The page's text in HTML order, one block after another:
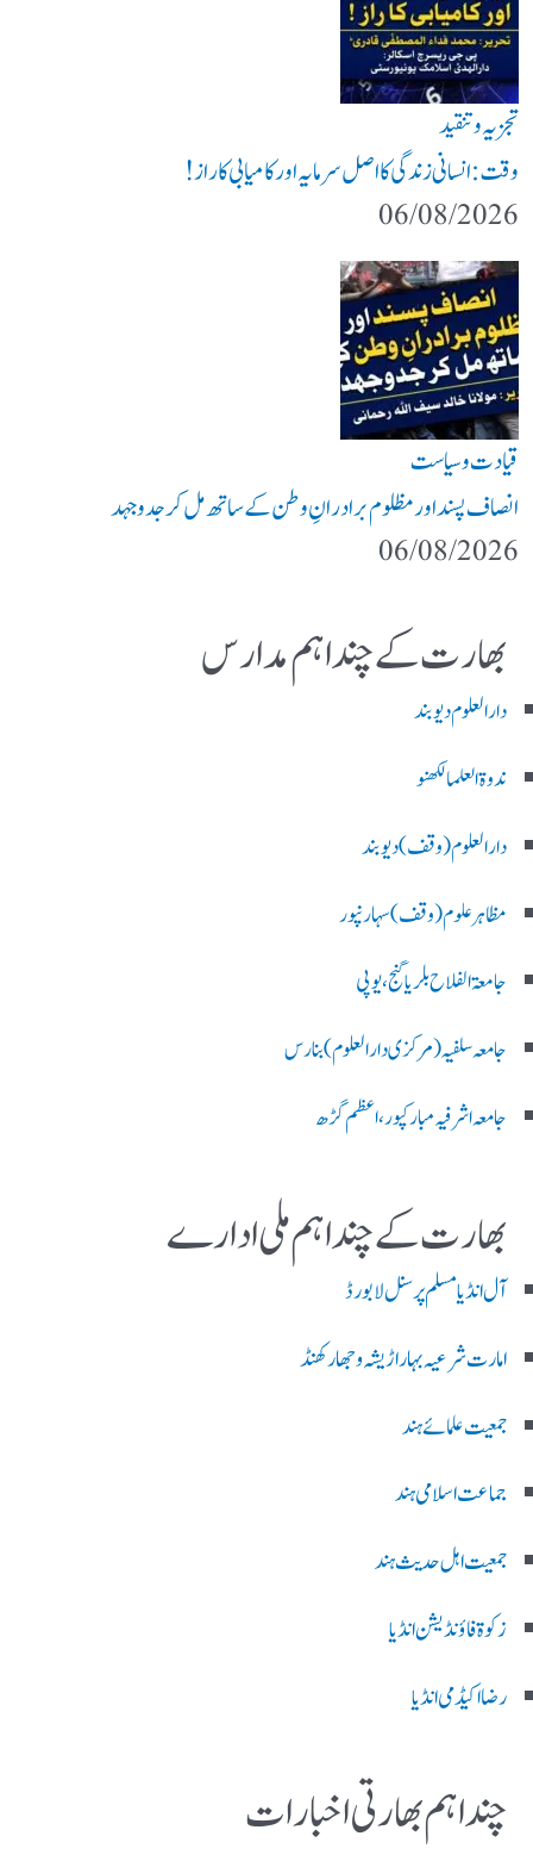
تجزیہ و تنقید
وقت: انسانی زندگی کا اصل سرمایہ اور کامیابی کا راز !
06/08/2026
قیادت وسیاست
انصاف پسند اور مظلوم برادرانِ وطن کے ساتھ مل کر جدوجہد
06/08/2026
بھارت کے چند اہم مدارس
دارالعلوم دیوبند
ندوۃالعلما لکھنو
دارالعلوم (وقف)دیوبند
مظاہرعلوم (وقف)سہارنپور
جامعۃ الفلاح بلریاگنج،یوپی
جامعہ سلفیہ(مرکزی دارالعلوم )بنارس
جامعہ اشرفیہ مبارکپور،اعظم گڑھ
بھارت کے چند اہم ملی ادارے
آل انڈیا مسلم پرسنل لا بورڈ
امارت شرعیہ بہار اڑیشہ و جھارکھنڈ
جمعیت علمائے ہند
جماعت اسلامی ہند
جمعیت اہل حدیث ہند
زکوۃ فاؤنڈیشن انڈیا
رضا اکیڈمی انڈیا
چند اہم بھارتی اخبارات